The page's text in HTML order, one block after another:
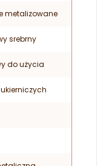
metalizowane
srebrny
do użycia